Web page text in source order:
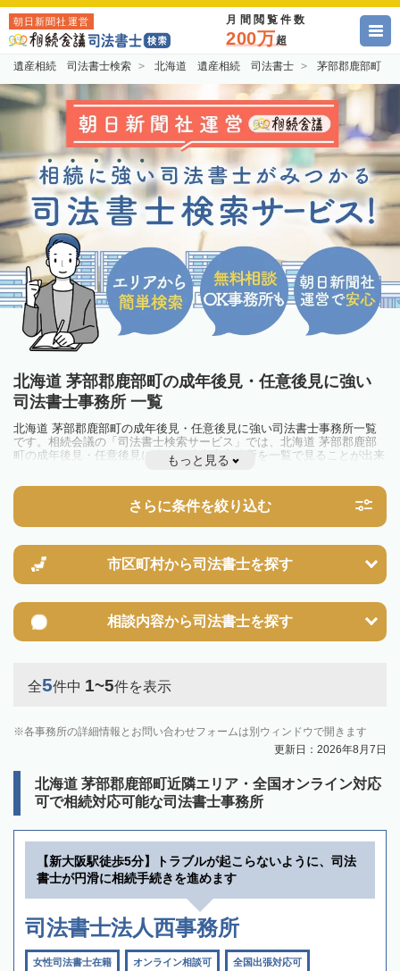
朝日新聞社運営 月間閲覧件数
200万超
遺産相続 司法書士検索 北海道 遺産相続 司法書士 茅部郡鹿部町
北海道 茅部郡鹿部町の成年後見・任意後見に強い
司法書士事務所 一覧
北海道 茅部郡鹿部町の成年後見・任意後見に強い司法書士事務所一覧
です。相続会議の「司法書士検索サービス」では、北海道 茅部郡鹿部
町の成年後見・任意後見に強い司法書士事務所を一覧で見ることが出来
ます。相続のトラブルやお悩みを抱えている方は一度近隣の司法書士に
もっと見る
さらに条件を絞り込む
市区町村から司法書士を探す
相談内容から司法書士を探す
全5件中 1~5件を表示
各事務所の詳細情報とお問い合わせフォームは別ウィンドウで開きます
更新日：2026年8月7日
北海道 茅部郡鹿部町近隣エリア・全国オンライン対応
可で相続対応可能な司法書士事務所
【新大阪駅徒歩5分】トラブルが起こらないように、司法
書士が円滑に相続手続きを進めます
司法書士法人西事務所
女性司法書士在籍 オンライン相談可 全国出張対応可